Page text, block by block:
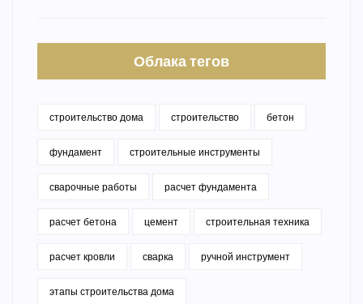
Облака тегов
строительство дома строительство бетон
фундамент строительные инструменты
сварочные работы расчет фундамента
расчет бетона цемент строительная техника
расчет кровли сварка ручной инструмент
этапы строительства дома